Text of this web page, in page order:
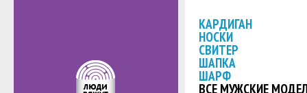
КАРДИГАН
НОСКИ
СВИТЕР
ШАПКА
ШАРФ
ВСЕ МУЖСКИЕ